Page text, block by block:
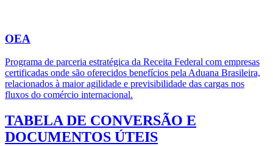
OEA
Programa de parceria estratégica da Receita Federal com empresas
certificadas onde são oferecidos benefícios pela Aduana Brasileira,
relacionados à maior agilidade e previsibilidade das cargas nos
fluxos do comércio internacional.
TABELA DE CONVERSÃO E
DOCUMENTOS ÚTEIS